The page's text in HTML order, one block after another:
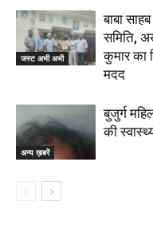
जस्ट अभी अभी
बाबा
समिति,
कुमार का
मदद
अन्य ख़बरें
बुजुर्ग
की